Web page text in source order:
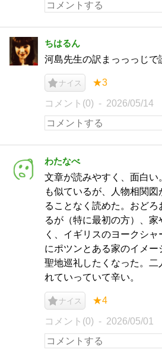
ちはるん
河島先生の訳まっっっじで
ナイス ★3
コメント(0) 2026/05/14
わたなべ
文章が読みやすく、面白
も似ているが、人物相関
ることなく読めた。おど
るが（特に最初の方）、
く、イギリスのヨークシ
にポツンとある家のイメー
聖地巡礼したくなった。二
れていっていて辛い。
ナイス ★4
コメント(0) 2026/05/01